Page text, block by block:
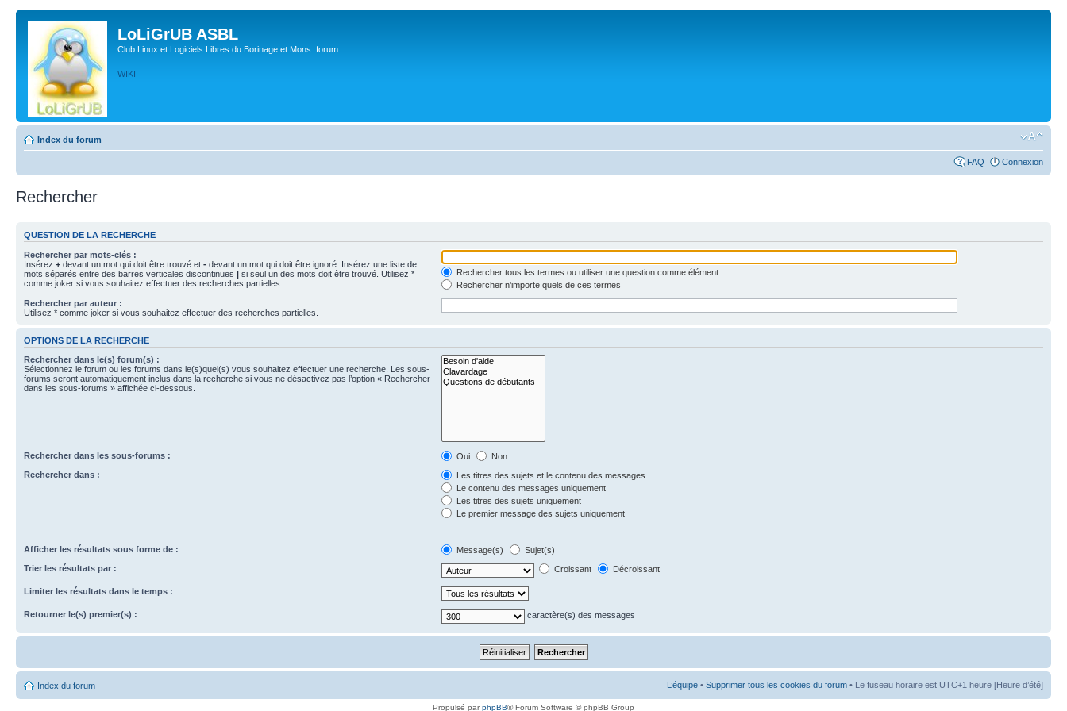
LoLiGrUB ASBL
Club Linux et Logiciels Libres du Borinage et Mons: forum
WIKI
Index du forum
FAQ Connexion
Rechercher
QUESTION DE LA RECHERCHE
Rechercher par mots-clés :
Insérez + devant un mot qui doit être trouvé et - devant un mot qui doit être ignoré. Insérez une liste de
mots séparés entre des barres verticales discontinues | si seul un des mots doit être trouvé. Utilisez *
comme joker si vous souhaitez effectuer des recherches partielles.
Rechercher tous les termes ou utiliser une question comme élément
Rechercher n’importe quels de ces termes
Rechercher par auteur :
Utilisez * comme joker si vous souhaitez effectuer des recherches partielles.
OPTIONS DE LA RECHERCHE
Rechercher dans le(s) forum(s) :
Sélectionnez le forum ou les forums dans le(s)quel(s) vous souhaitez effectuer une recherche. Les sous-
forums seront automatiquement inclus dans la recherche si vous ne désactivez pas l’option « Rechercher
dans les sous-forums » affichée ci-dessous.
Rechercher dans les sous-forums : Oui
Non
Rechercher dans :
Les titres des sujets et le contenu des messages
Le contenu des messages uniquement
Les titres des sujets uniquement
Le premier message des sujets uniquement
Afficher les résultats sous forme de : Message(s)
Sujet(s)
Trier les résultats par :
Croissant Décroissant
Limiter les résultats dans le temps :
Retourner le(s) premier(s) : caractère(s) des messages
Index du forum L’équipe • Supprimer tous les cookies du forum • Le fuseau horaire est UTC+1 heure [Heure d’été]
Propulsé parphpBB® Forum Software © phpBB Group